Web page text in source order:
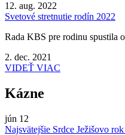
12. aug. 2022
Svetové stretnutie rodín 2022
Rada KBS pre rodinu spustila
2. dec. 2021
VIDEŤ VIAC
Kázne
jún 12
Najsvätejšie Srdce Ježišovo